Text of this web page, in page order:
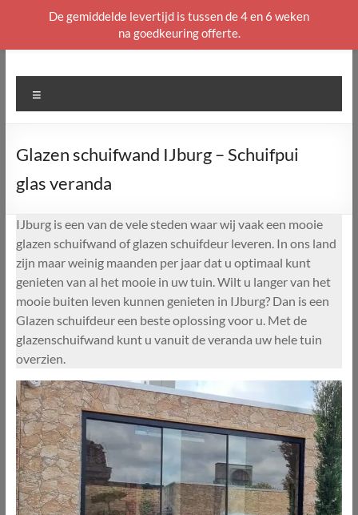
naar
Glazen schuifwand IJburg – Schuifpui
glas veranda
IJburg is een van de vele steden waar wij vaak een mooie
glazen schuifwand of glazen schuifdeur leveren. In ons land
zijn maar weinig maanden per jaar dat u optimaal kunt
genieten van al het mooie in uw tuin. Wilt u langer van het
mooie buiten leven kunnen genieten in IJburg? Dan is een
Glazen schuifdeur een beste oplossing voor u. Met de
glazenschuifwand kunt u vanuit de veranda uw hele tuin
overzien.
De gemiddelde levertijd is tussen de 4 en 6 weken
na goedkeuring offerte.